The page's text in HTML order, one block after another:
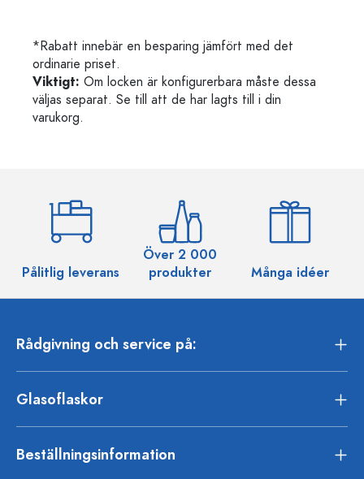
*Rabatt innebär en besparing jämfört med det
ordinarie priset.
Viktigt: Om locken är konfigurerbara måste dessa
väljas separat. Se till att de har lagts till i din
varukorg.
Pålitlig leverans
Över 2 000
produkter
Många idéer
Rådgivning och service på:
Glasoflaskor
Beställningsinformation